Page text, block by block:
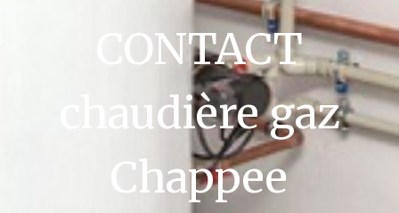
CONTACT
chaudière gaz
Chappee